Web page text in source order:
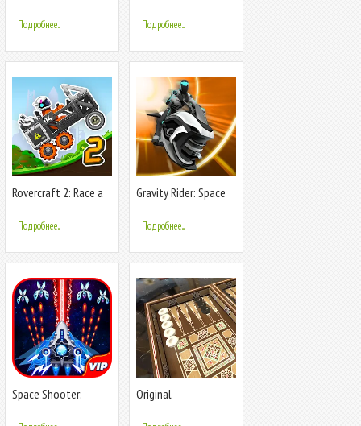
Подробнее... Подробнее...
Rovercraft 2: Race a
Подробнее...
Gravity Rider: Space
Подробнее...
Space Shooter:
Original